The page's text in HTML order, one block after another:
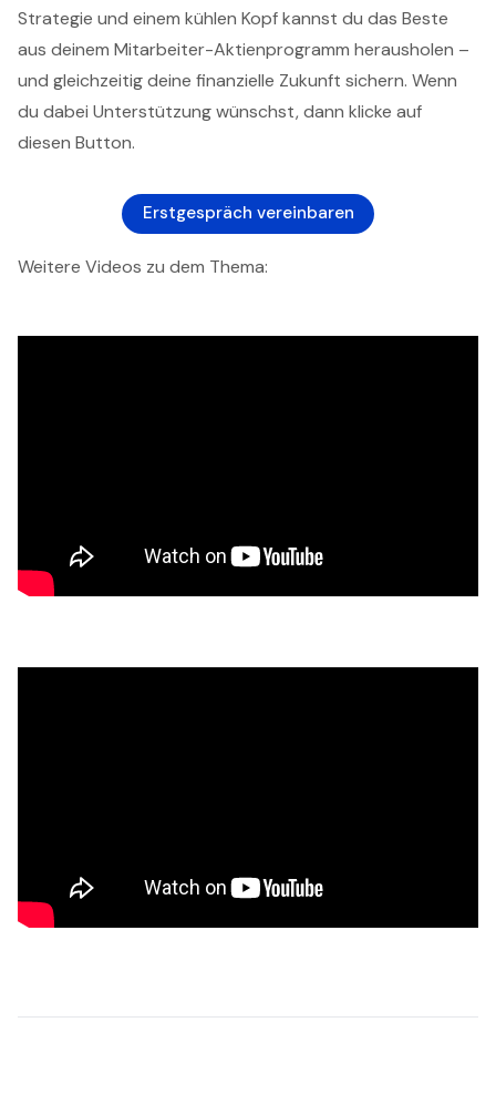
Strategie und einem kühlen Kopf kannst du das Beste
aus deinem Mitarbeiter-Aktienprogramm herausholen –
und gleichzeitig deine finanzielle Zukunft sichern. Wenn
du dabei Unterstützung wünschst, dann klicke auf
diesen Button.
Erstgespräch vereinbaren
Weitere Videos zu dem Thema: